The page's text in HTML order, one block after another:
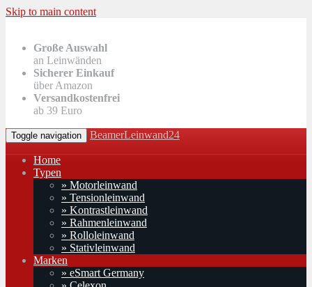
Skip to main content
Große Auswahl
an Leinwänden
Sicherer Einkauf
über Amazon
Versandkostenfrei
ab 39 Euro
Toggle navigation BeamerLeinwand24
Home
Typen
» Motorleinwand
» Tensionleinwand
» Kontrastleinwand
» Rahmenleinwand
» Rolloleinwand
» Stativleinwand
Marken
» eSmart Germany